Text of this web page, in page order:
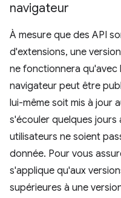
navigateur
À mesure que des API
d'extensions, une
ne fonctionnera qu'avec
navigateur peut être
lui-même soit mis à jour
s'écouler quelques jours
utilisateurs ne soient
donnée. Pour vous
s'applique qu'aux
supérieures à une